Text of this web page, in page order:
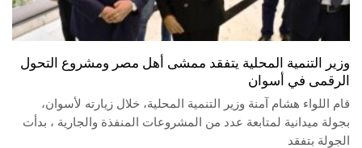
وزير التنمية المحلية يتفقد ممشى أهل مصر ومشروع التحول
الرقمى في أسوان
قام اللواء هشام آمنة وزير التنمية المحلية، خلال زيارته لأسوان،
بجولة ميدانية لمتابعة عدد من المشروعات المنفذة والجارية ، بدأت
الجولة بتفقد